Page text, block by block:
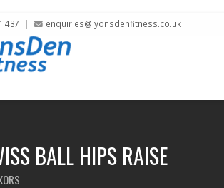
437 enquiries@lyonsdenfitness.co.uk
BALL HIPS RAISE